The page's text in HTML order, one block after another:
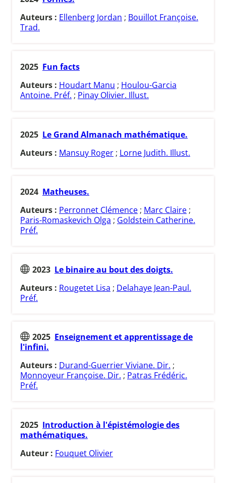
Auteurs : Ellenberg Jordan ; Bouillot Françoise.
Trad.
2025 Fun facts
Auteurs : Houdart Manu ; Houlou-Garcia
Antoine. Préf. ; Pinay Olivier. Illust.
2025 Le Grand Almanach mathématique.
Auteurs : Mansuy Roger ; Lorne Judith. Illust.
2024 Matheuses.
Auteurs : Perronnet Clémence ; Marc Claire ;
Paris-Romaskevich Olga ; Goldstein Catherine.
Préf.
2023 Le binaire au bout des doigts.
Auteurs : Rougetet Lisa ; Delahaye Jean-Paul.
Préf.
2025 Enseignement et apprentissage de
l'infini.
Auteurs : Durand-Guerrier Viviane. Dir. ;
Monnoyeur Françoise. Dir. ; Patras Frédéric.
Préf.
2025 Introduction à l'épistémologie des
mathématiques.
Auteur : Fouquet Olivier